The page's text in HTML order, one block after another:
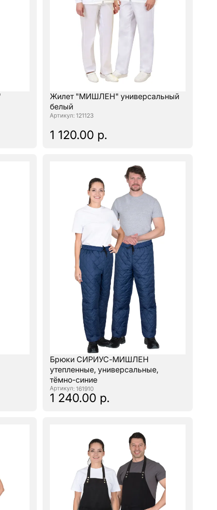
Жилет "МИШЛЕН" универсальный
белый
: 121123
1 120.00 р.
Брюки СИРИУС-МИШЛЕН
утепленные, универсальные,
тёмно-синие
: 161910
1 240.00 р.